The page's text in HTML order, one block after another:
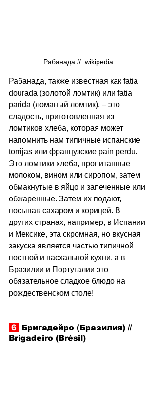
Рабанада //  wikipedia
Рабанада, также известная как fatia
dourada (золотой ломтик) или fatia
parida (ломаный ломтик), – это
сладость, приготовленная из
ломтиков хлеба, которая может
напомнить нам типичные испанские
torrijas или французские pain perdu.
Это ломтики хлеба, пропитанные
молоком, вином или сиропом, затем
обмакнутые в яйцо и запеченные или
обжаренные. Затем их подают,
посыпав сахаром и корицей. В
других странах, например, в Испании
и Мексике, эта скромная, но вкусная
закуска является частью типичной
постной и пасхальной кухни, а в
Бразилии и Португалии это
обязательное сладкое блюдо на
рождественском столе!
6
Бригадейро (Бразилия) //
Brigadeiro (Brésil)